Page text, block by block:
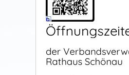
der
Rathaus Schönau